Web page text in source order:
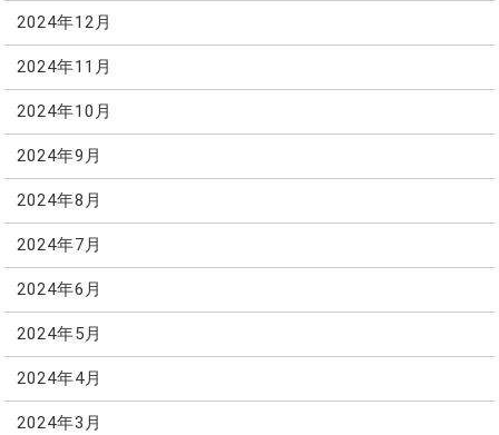
2024年12月
2024年11月
2024年10月
2024年9月
2024年8月
2024年7月
2024年6月
2024年5月
2024年4月
2024年3月